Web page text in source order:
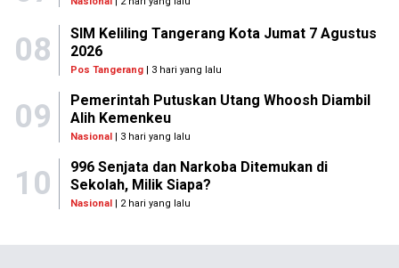
08
SIM Keliling Tangerang Kota Jumat 7 Agustus
2026
Pos Tangerang| 3 hari yang lalu
09
Pemerintah Putuskan Utang Whoosh Diambil
Alih Kemenkeu
Nasional| 3 hari yang lalu
10
996 Senjata dan Narkoba Ditemukan di
Sekolah, Milik Siapa?
Nasional| 2 hari yang lalu